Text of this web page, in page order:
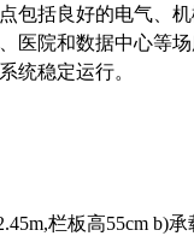
包括良好的电气、
医院和数据中心等
统稳定运行。
栏板高55cm b)